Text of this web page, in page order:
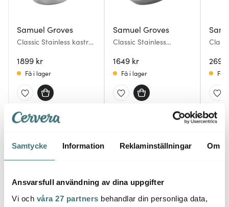
Samtycke Information Reklaminställningar Om
Ansvarsfull användning av dina uppgifter
Vi och våra 27 partners behandlar din personliga data,
Samuel Groves
Classic Stainless kastrull
1899 kr
Få i lager
Samuel Groves
Classic Stainless
1649 kr
Få i lager
26
Få
Du kanske också gillar